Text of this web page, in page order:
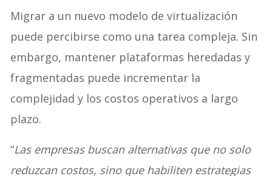
Migrar a un nuevo modelo de virtualización
puede percibirse como una tarea compleja. Sin
embargo, mantener plataformas heredadas y
fragmentadas puede incrementar la
complejidad y los costos operativos a largo
plazo.
“Las empresas buscan alternativas que no solo
reduzcan costos, sino que habiliten estrategias